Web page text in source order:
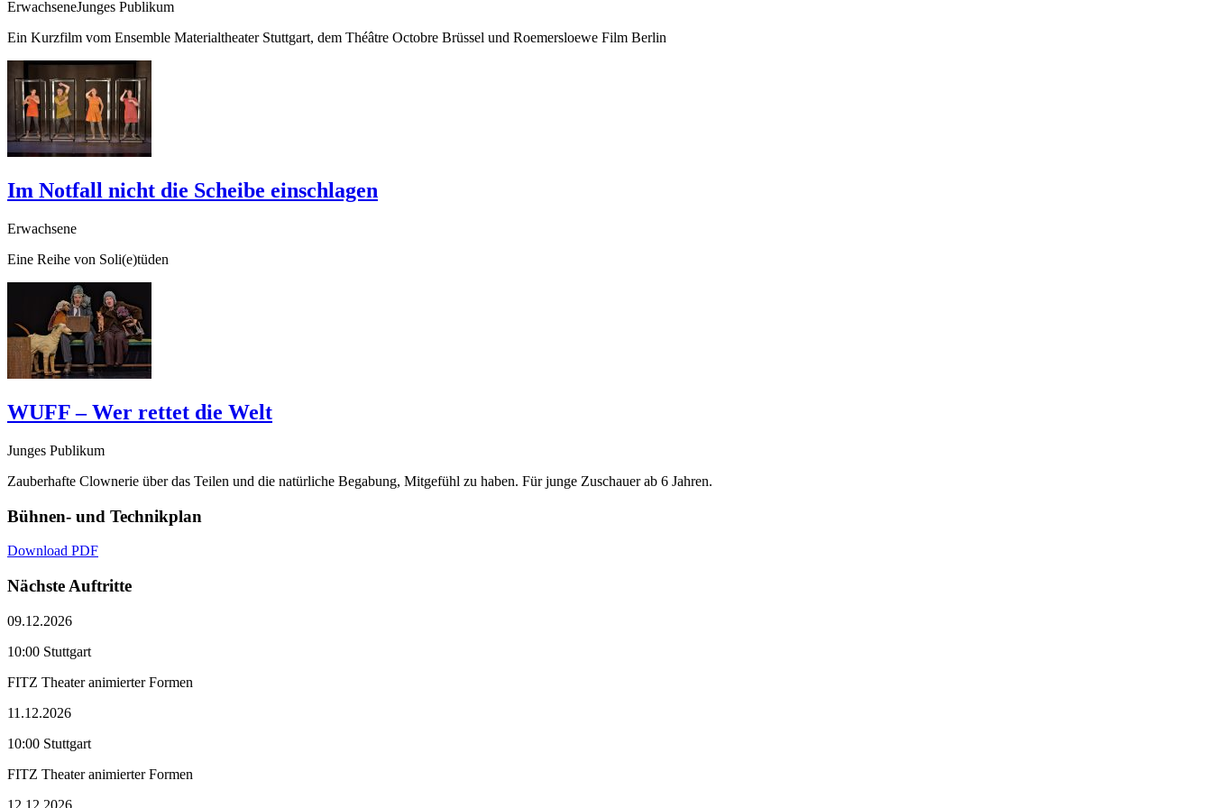
ErwachseneJunges Publikum
Ein Kurzfilm vom Ensemble Materialtheater Stuttgart, dem Théâtre Octobre Brüssel und Roemersloewe Film Berlin
Im Notfall nicht die Scheibe einschlagen
Erwachsene
Eine Reihe von Soli(e)tüden
WUFF – Wer rettet die Welt
Junges Publikum
Zauberhafte Clownerie über das Teilen und die natürliche Begabung, Mitgefühl zu haben. Für junge Zuschauer ab 6 Jahren.
Bühnen- und Technikplan
Download PDF
Nächste Auftritte
09.12.2026
10:00 Stuttgart
FITZ Theater animierter Formen
11.12.2026
10:00 Stuttgart
FITZ Theater animierter Formen
12.12.2026